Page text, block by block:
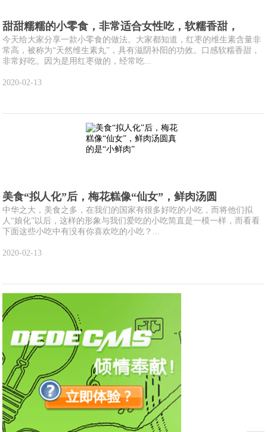
甜甜糯糯的小零食，非常适合女性吃，软糯香甜，
今天给大家分享一款小零食的做法。大家都知道，红枣的维生素含量非
常高，被称为“天然维生素丸”，具有滋阴补阳的功效。口感软糯香甜，
非常好吃。因为是用红枣做的，经常吃...
2020-02-13
美食“拟人化”后，梅花糕像“仙女”，鲜肉汤圆
中华之大，美食之多，在我们的国家有很多好吃的小吃，而将他们拟
人“娘化”以后，这样的形象与我们爱吃的小吃简直是一模一样，而看看
下面这些小吃中有没有你喜欢吃的小吃？...
2020-02-13